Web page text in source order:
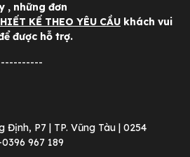
, những đơn
KẾ THEO YÊU CẦU khách vui
được hỗ trợ.
Định, P7 | TP. Vũng Tàu | 0254
967 189